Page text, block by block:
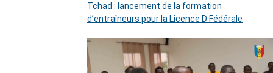
Tchad : lancement de la formation
d’entraîneurs pour la Licence D Fédérale